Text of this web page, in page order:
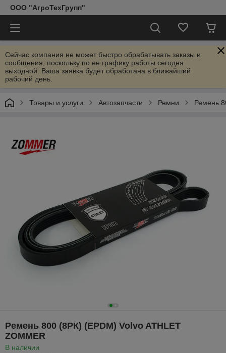
ООО "АгроТехГрупп"
Сейчас компания не может быстро обрабатывать заказы и
сообщения, поскольку по ее графику работы сегодня
выходной. Ваша заявка будет обработана в ближайший
рабочий день.
Товары и услуги Автозапчасти Ремни Ремень
Ремень 800 (8РК) (EPDM) Volvo ATHLET
ZOMMER
В наличии